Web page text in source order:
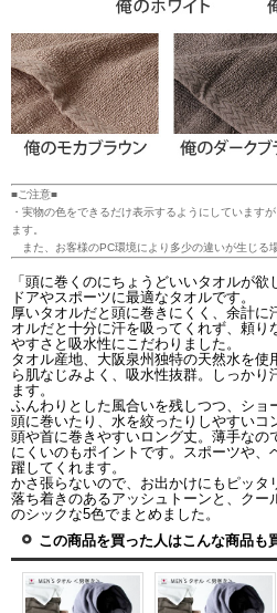
■ご注意■
・実物の色をできるだけ表示するようにしています
ます。
また、お客様のPC環境により多少の違いが生じる
「頭に巻くのにちょうどいいタオルが
ドアやスポーツに最適なタオルです。
厚いタオルだと頭に巻きにくく、余計に
オルだと十分に汗を吸ってくれず、頼
やすさと吸水性にこだわりました。
タオル産地、大阪泉州独特の天然水を使
ら肌なじみよく、吸水性抜群。しっか
ます。
ふんわりとした風合いを残しつつ、ショ
頭に巻いたり、水を絞ったりしやすいコ
頭や首に巻きやすいロング丈。薄手なの
にくいのもポイントです。スポーツや、
躍してくれます。
かさ張らないので、お出かけにもピッタ
落ち着きのあるアッシュトーンと、クー
のシックな5色でまとめました。
この商品を買った人はこんな商品も